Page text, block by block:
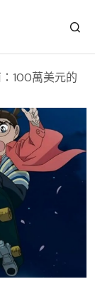
100萬美元的